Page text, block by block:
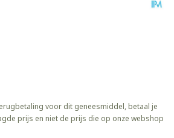
voor dit geneesmiddel, betaal je
prijs en niet de prijs die op onze webshop